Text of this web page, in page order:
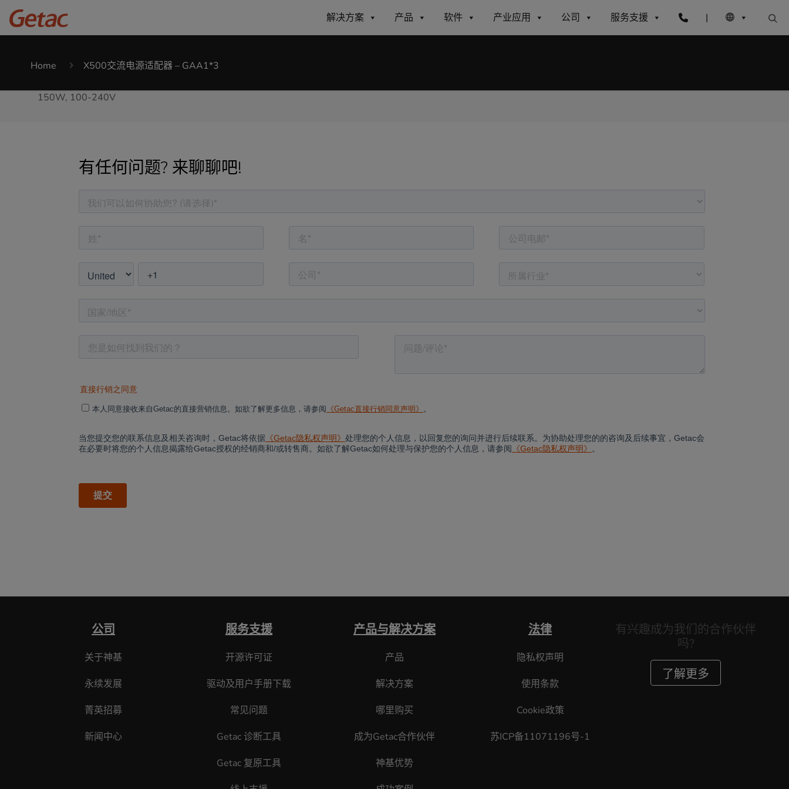
解决方案 产品 软件 产业应用 公司 服务支援 |
Home X500交流电源适配器 – GAA1*3
150W, 100-240V
有任何问题? 来聊聊吧!
公司
关于神基
永续发展
菁英招募
新闻中心
服务支援
开源许可证
驱动及用户手册下载
常见问题
Getac 诊断工具
Getac 复原工具
产品与解决方案
产品
解决方案
哪里购买
成为Getac合作伙伴
神基优势
法律
隐私权声明
使用条款
Cookie政策
苏ICP备11071196号-1
有兴趣成为我们的合作伙伴
吗?
了解更多